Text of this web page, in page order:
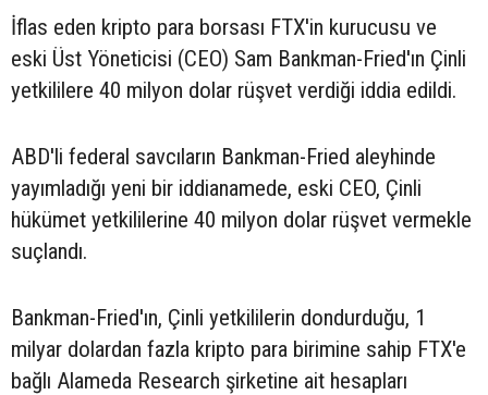
İflas eden kripto para borsası FTX'in kurucusu ve
eski Üst Yöneticisi (CEO) Sam Bankman-Fried'ın Çinli
yetkililere 40 milyon dolar rüşvet verdiği iddia edildi.
ABD'li federal savcıların Bankman-Fried aleyhinde
yayımladığı yeni bir iddianamede, eski CEO, Çinli
hükümet yetkililerine 40 milyon dolar rüşvet vermekle
suçlandı.
Bankman-Fried'ın, Çinli yetkililerin dondurduğu, 1
milyar dolardan fazla kripto para birimine sahip FTX'e
bağlı Alameda Research şirketine ait hesapları